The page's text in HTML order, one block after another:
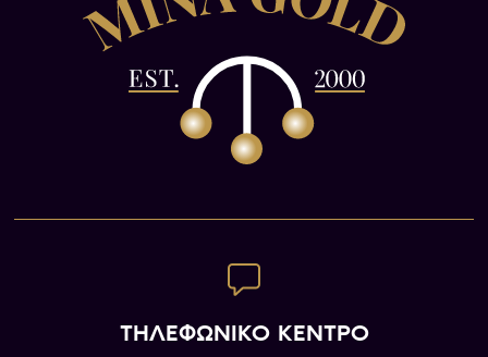
ΤΗΛΕΦΩΝΙΚΟ ΚΕΝΤΡΟ